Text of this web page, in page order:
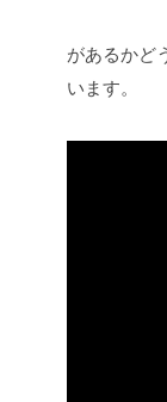
があるかど
います。